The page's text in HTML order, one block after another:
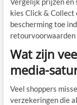
kies Click &
bescherming toe
retourvoorwaarden
Wat zijn
media-
Veel shoppers
verzekeringen die